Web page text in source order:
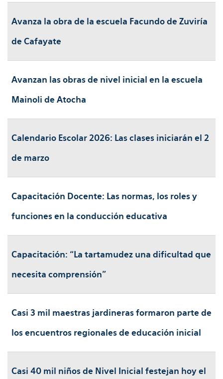
Avanza la obra de la escuela Facundo de Zuviría
de Cafayate
Avanzan las obras de nivel inicial en la escuela
Mainoli de Atocha
Calendario Escolar 2026: Las clases iniciarán el 2
de marzo
Capacitación Docente: Las normas, los roles y
funciones en la conducción educativa
Capacitación: “La tartamudez una dificultad que
necesita comprensión"
Casi 3 mil maestras jardineras formaron parte de
los encuentros regionales de educación inicial
Casi 40 mil niños de Nivel Inicial festejan hoy el